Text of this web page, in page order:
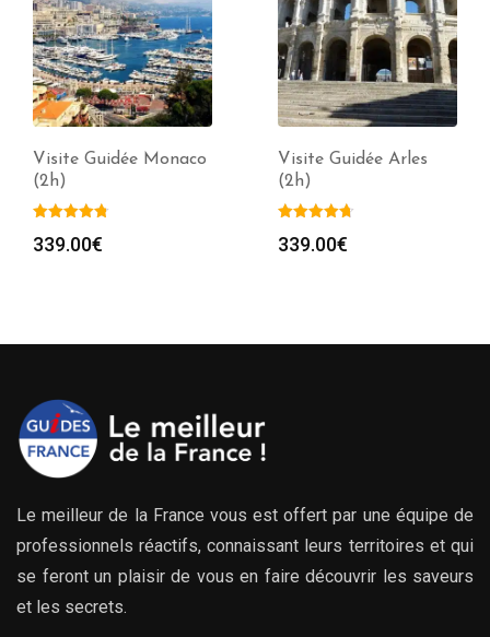
Visite Guidée Monaco
(2h)
339.00€
Visite Guidée Arles
(2h)
339.00€
Le meilleur de la France vous est offert par une équipe de
professionnels réactifs, connaissant leurs territoires et qui
se feront un plaisir de vous en faire découvrir les saveurs
et les secrets.